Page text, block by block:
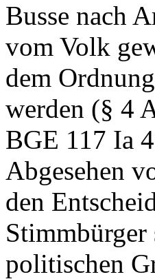
Busse nach
vom Volk
dem
werden (§ 4
BGE 117 Ia
Abgesehen
den
Stimmbürger
politischen